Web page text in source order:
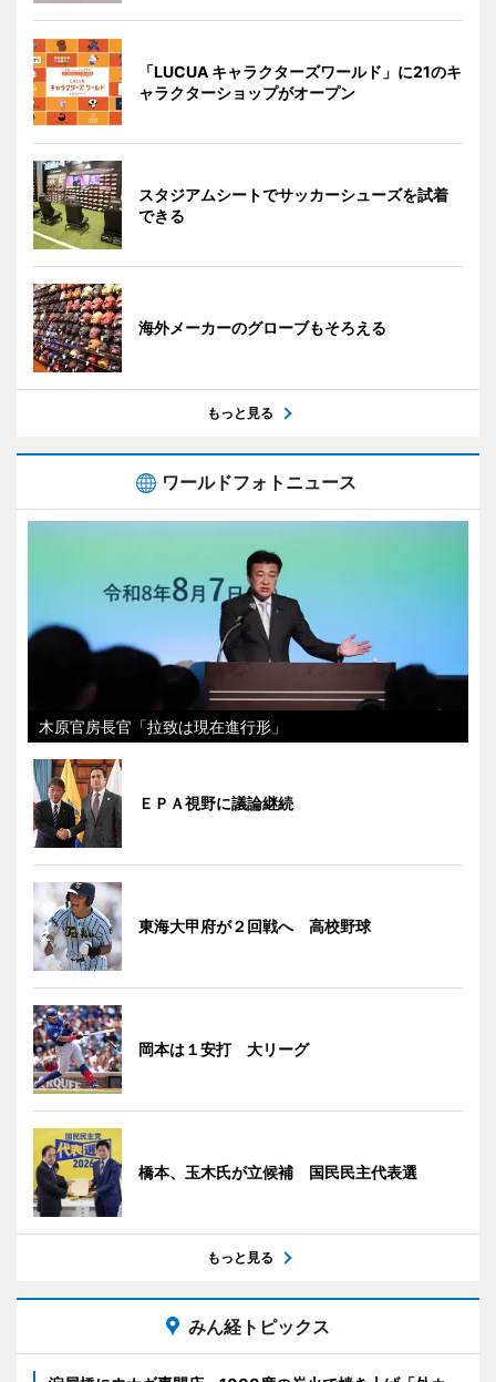
「LUCUA キャラクターズワールド」に21のキ
ャラクターショップがオープン
スタジアムシートでサッカーシューズを試着
できる
海外メーカーのグローブもそろえる
もっと見る
ワールドフォトニュース
木原官房長官「拉致は現在進行形」
ＥＰＡ視野に議論継続
東海大甲府が２回戦へ 高校野球
岡本は１安打 大リーグ
橋本、玉木氏が立候補 国民民主代表選
もっと見る
みん経トピックス